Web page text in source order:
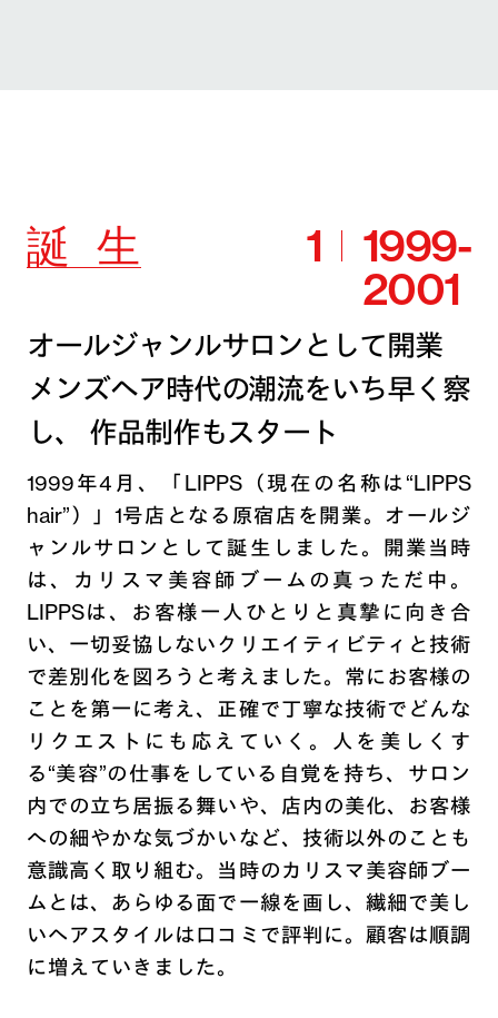
誕 生 1 1999-
2001
オールジャンルサロンとして開業
メンズヘア時代の潮流をいち早く察
し、
作品制作もスタート
1999年4月、「LIPPS（現在の名称は“LIPPS
hair”）」1号店となる原宿店を開業。オールジ
ャンルサロンとして誕生しました。開業当時
は、カリスマ美容師ブームの真っただ中。
LIPPSは、お客様一人ひとりと真摯に向き合
い、一切妥協しないクリエイティビティと技術
で差別化を図ろうと考えました。常にお客様の
ことを第一に考え、正確で丁寧な技術でどんな
リクエストにも応えていく。人を美しくす
る“美容”の仕事をしている自覚を持ち、サロン
内での立ち居振る舞いや、店内の美化、お客様
への細やかな気づかいなど、技術以外のことも
意識高く取り組む。当時のカリスマ美容師ブー
ムとは、あらゆる面で一線を画し、繊細で美し
いヘアスタイルは口コミで評判に。顧客は順調
に増えていきました。